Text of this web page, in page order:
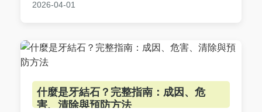
2026-04-01
什麼是牙結石？完整指南：成因、危
害、清除與預防方法